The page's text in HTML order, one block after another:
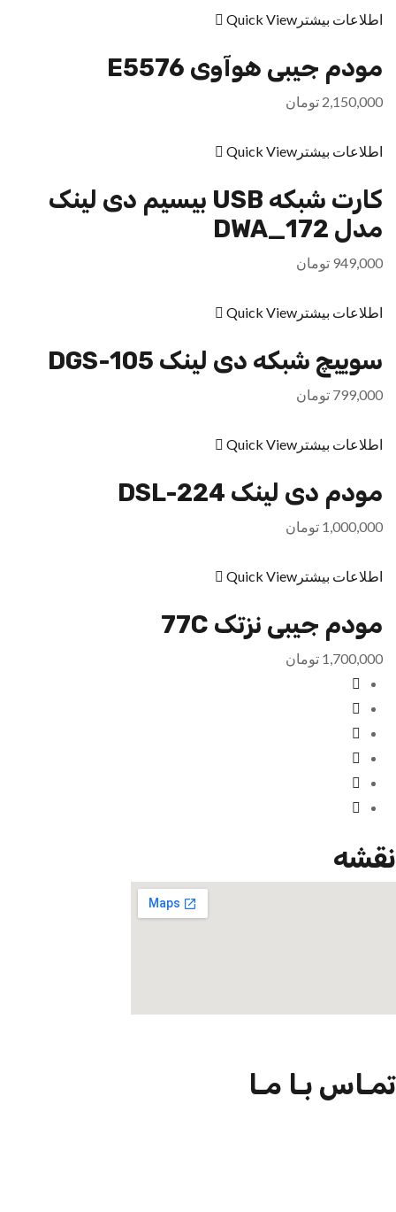
اطلاعات بیشتر Quick View
مودم جیبی هوآوی E5576
2,150,000 تومان
اطلاعات بیشتر Quick View
کارت شبکه USB بیسیم دی لینک
مدل DWA_172
949,000 تومان
اطلاعات بیشتر Quick View
سوییچ شبکه دی لینک DGS-105
799,000 تومان
اطلاعات بیشتر Quick View
مودم دی لینک DSL-224
1,000,000 تومان
اطلاعات بیشتر Quick View
مودم جیبی نزتک 77C
1,700,000 تومان
نقشه
تمـاس بـا مـا